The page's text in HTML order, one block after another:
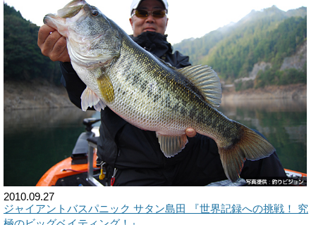
2010.09.27
ジャイアントバスパニック サタン島田 『世界記録への挑戦！ 究